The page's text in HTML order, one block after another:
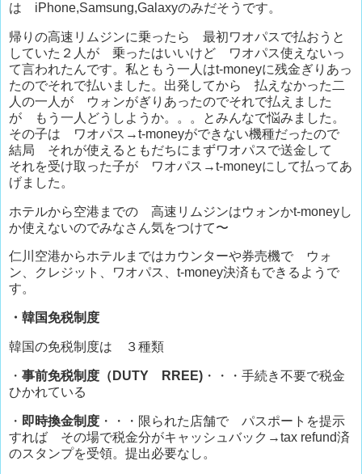
は iPhone,Samsung,Galaxyのみだそうです。
帰りの高速リムジンに乗ったら 最初ワオパスで払おうと
していた２人が 乗ったはいいけど ワオパス使えないっ
て言われたんです。私ともう一人はt-moneyに残金ぎりあっ
たのでそれで払いました。出発してから 払えなかった二
人の一人が ウォンがぎりあったのでそれで払えました
が もう一人どうしようか。。。とみんなで悩みました。
その子は ワオパス→t-moneyができない機種だったので
結局 それが使えるともだちにまずワオパスで送金して
それを受け取った子が ワオパス→t-moneyにして払ってあ
げました。
ホテルから空港までの 高速リムジンはウォンかt-moneyし
か使えないのでみなさん気をつけて〜
仁川空港からホテルまではカウンターや券売機で ウォ
ン、クレジット、ワオパス、t-money決済もできるようで
す。
・韓国免税制度
韓国の免税制度は ３種類
・ 事前免税制度（DUTY RREE) ・・・手続き不要で税金
ひかれている
・ 即時換金制度 ・・・限られた店舗で パスポートを提示
すれば その場で税金分がキャッシュバック→tax refund済
のスタンプを受領。提出必要なし。